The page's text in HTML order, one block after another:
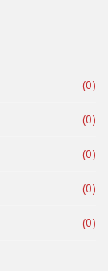
(0)
(0)
(0)
(0)
(0)